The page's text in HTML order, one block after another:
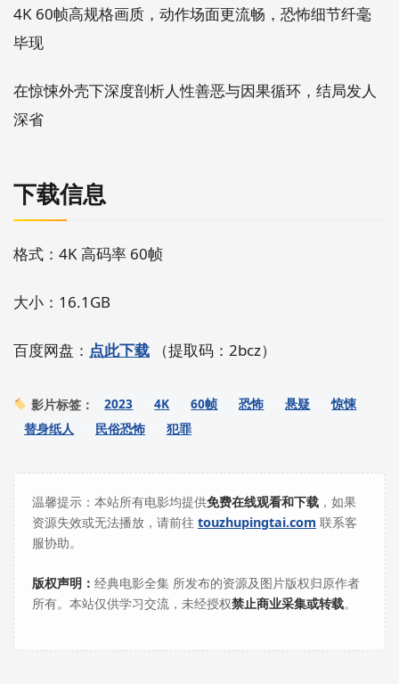
4K 60帧高规格画质，动作场面更流畅，恐怖细节纤毫
毕现
在惊悚外壳下深度剖析人性善恶与因果循环，结局发人
深省
下载信息
格式：4K 高码率 60帧
大小：16.1GB
百度网盘： 点此下载 （提取码：2bcz）
影片标签： 2023 4K 60帧 恐怖 悬疑
惊悚
替身纸人
民俗恐怖 犯罪
温馨提示：本站所有电影均提供免费在线观看和下载 ，如果
资源失效或无法播放，请前往 touzhupingtai.com 联系客
服协助。
版权声明： 经典电影全集 所发布的资源及图片版权归原作者
所有。本站仅供学习交流，未经授权禁止商业采集或转载。